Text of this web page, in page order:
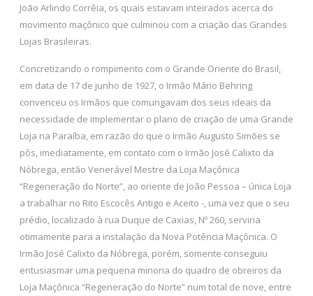
João Arlindo Corrêia, os quais estavam inteirados acerca do
movimento maçônico que culminou com a criação das Grandes
Lojas Brasileiras.
Concretizando o rompimento com o Grande Oriente do Brasil,
em data de 17 de junho de 1927, o Irmão Mário Behring
convenceu os Irmãos que comungavam dos seus ideais da
necessidade de implementar o plano de criação de uma Grande
Loja na Paraíba, em razão do que o Irmão Augusto Simões se
pôs, imediatamente, em contato com o Irmão José Calixto da
Nóbrega, então Venerável Mestre da Loja Maçônica
“Regeneração do Norte”, ao oriente de João Pessoa – única Loja
a trabalhar no Rito Escocês Antigo e Aceito -, uma vez que o seu
prédio, localizado à rua Duque de Caxias, Nº 260, serviria
otimamente para a instalação da Nova Potência Maçônica. O
Irmão José Calixto da Nóbrega, porém, somente conseguiu
entusiasmar uma pequena minoria do quadro de obreiros da
Loja Maçônica “Regeneração do Norte” num total de nove, entre